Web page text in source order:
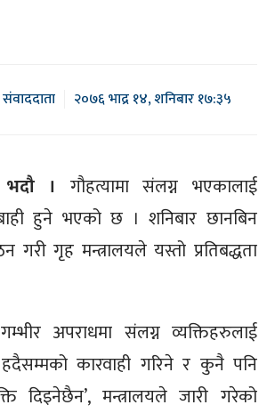
२०७६ भाद्र १४, शनिबार १७:३५
। गौहत्यामा संलग्न भएकालाई
हुने भएको छ । शनिबार छानबिन
गृह मन्त्रालयले यस्तो प्रतिबद्धता
अपराधमा संलग्न व्यक्तिहरुलाई
कारवाही गरिने र कुनै पनि
दिइनेछैन’, मन्त्रालयले जारी गरेको